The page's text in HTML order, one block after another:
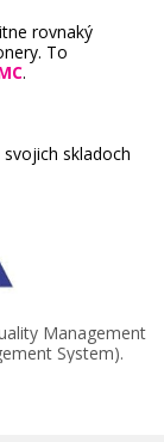
rovnaký
To
.
svojich skladoch
Management
System).